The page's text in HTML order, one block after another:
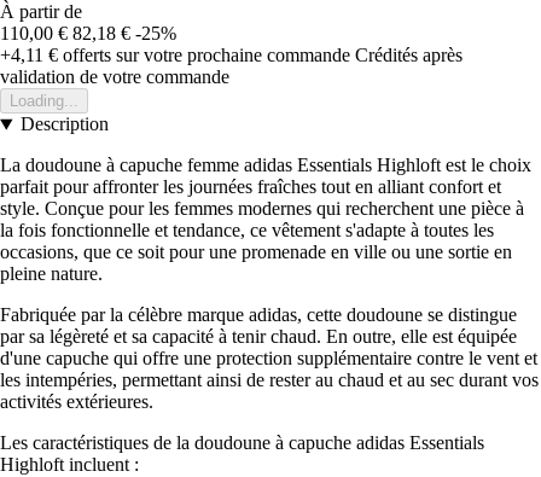
À partir de
110,00 € 82,18 € -25%
+4,11 € offerts sur votre prochaine commande Crédités après
validation de votre commande
Loading...
Description
La doudoune à capuche femme adidas Essentials Highloft est le choix
parfait pour affronter les journées fraîches tout en alliant confort et
style. Conçue pour les femmes modernes qui recherchent une pièce à
la fois fonctionnelle et tendance, ce vêtement s'adapte à toutes les
occasions, que ce soit pour une promenade en ville ou une sortie en
pleine nature.
Fabriquée par la célèbre marque adidas, cette doudoune se distingue
par sa légèreté et sa capacité à tenir chaud. En outre, elle est équipée
d'une capuche qui offre une protection supplémentaire contre le vent et
les intempéries, permettant ainsi de rester au chaud et au sec durant vos
activités extérieures.
Les caractéristiques de la doudoune à capuche adidas Essentials
Highloft incluent :